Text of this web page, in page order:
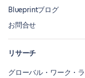
Blueprintブログ
お問合せ
リサーチ
グローバル・ワーク・